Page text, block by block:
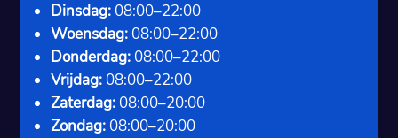
Dinsdag: 08:00–22:00
Woensdag: 08:00–22:00
Donderdag: 08:00–22:00
Vrijdag: 08:00–22:00
Zaterdag: 08:00–20:00
Zondag: 08:00–20:00